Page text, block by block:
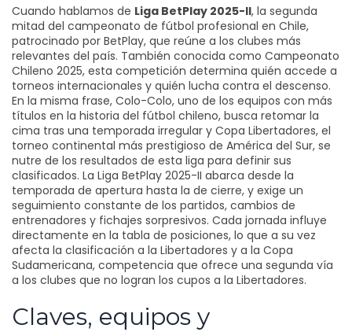
Cuando hablamos de Liga BetPlay 2025-II, la segunda
mitad del campeonato de fútbol profesional en Chile,
patrocinado por BetPlay, que reúne a los clubes más
relevantes del país. También conocida como Campeonato
Chileno 2025, esta competición determina quién accede a
torneos internacionales y quién lucha contra el descenso.
En la misma frase, Colo-Colo, uno de los equipos con más
títulos en la historia del fútbol chileno, busca retomar la
cima tras una temporada irregular y Copa Libertadores, el
torneo continental más prestigioso de América del Sur, se
nutre de los resultados de esta liga para definir sus
clasificados. La Liga BetPlay 2025-II abarca desde la
temporada de apertura hasta la de cierre, y exige un
seguimiento constante de los partidos, cambios de
entrenadores y fichajes sorpresivos. Cada jornada influye
directamente en la tabla de posiciones, lo que a su vez
afecta la clasificación a la Libertadores y a la Copa
Sudamericana, competencia que ofrece una segunda vía
a los clubes que no logran los cupos a la Libertadores.
Claves, equipos y